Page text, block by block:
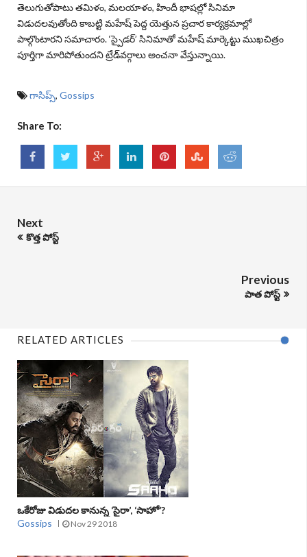
తెలుగుతోపాటు తమిళం, మలయాళం, హిందీ భాషల్లో సినిమా
విడుదలవుతోంది కాబట్టి మహేష్‌ పెద్ద యెత్తున ప్రచార కార్యక్రమాల్లో
పాల్గొంటారని సమాచారం. ‘స్పైడర్‌’ సినిమాతో మహేష్‌ మార్కెట్టు ముఖచిత్రం
పూర్తిగా మారిపోతుందని ట్రేడ్‌వర్గాలు అంచనా వేస్తున్నాయి.
గాసిప్స్, Gossips
Share To:
Next
కొత్త పోస్ట్
Previous
పాత పోస్ట్
RELATED ARTICLES
ఒకేరోజు విడుదల కానున్న ‘సైరా’, ‘సాహో’?
Gossips
Nov 29 2018